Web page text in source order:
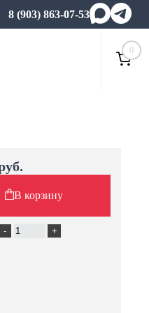
8 (903) 863-07-53
0
В корзину